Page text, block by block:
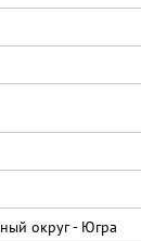
округ - Югра